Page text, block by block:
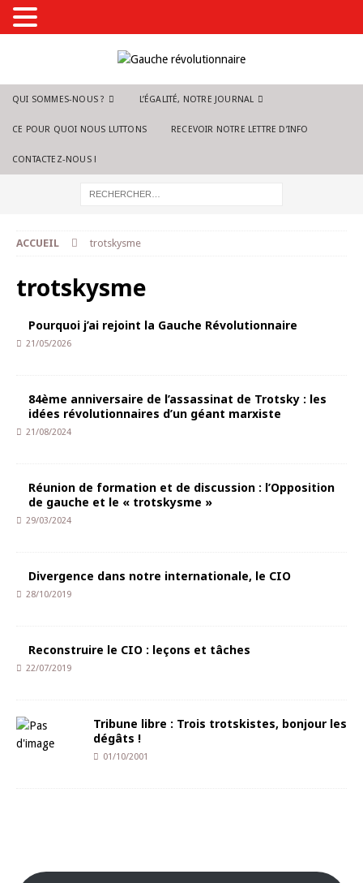
QUI SOMMES-NOUS ? L’ÉGALITÉ, NOTRE JOURNAL
CE POUR QUOI NOUS LUTTONS RECEVOIR NOTRE LETTRE D’INFO
CONTACTEZ-NOUS !
ACCUEIL trotskysme
trotskysme
Pourquoi j’ai rejoint la Gauche Révolutionnaire
21/05/2026
84ème anniversaire de l’assassinat de Trotsky : les
idées révolutionnaires d’un géant marxiste
21/08/2024
Réunion de formation et de discussion : l’Opposition
de gauche et le « trotskysme »
29/03/2024
Divergence dans notre internationale, le CIO
28/10/2019
Reconstruire le CIO : leçons et tâches
22/07/2019
Tribune libre : Trois trotskistes, bonjour les
dégâts !
01/10/2001